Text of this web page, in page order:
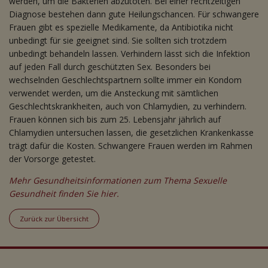
Zurück zur Übersicht
Diagnose bestehen dann gute Heilungschancen. Für schwangere
Frauen gibt es spezielle Medikamente, da Antibiotika nicht
unbedingt für sie geeignet sind. Sie sollten sich trotzdem
unbedingt behandeln lassen. Verhindern lässt sich die Infektion
auf jeden Fall durch geschützten Sex. Besonders bei
wechselnden Geschlechtspartnern sollte immer ein Kondom
verwendet werden, um die Ansteckung mit sämtlichen
Geschlechtskrankheiten, auch von Chlamydien, zu verhindern.
Frauen können sich bis zum 25. Lebensjahr jährlich auf
Chlamydien untersuchen lassen, die gesetzlichen Krankenkasse
trägt dafür die Kosten. Schwangere Frauen werden im Rahmen
der Vorsorge getestet.
Mehr Gesundheitsinformationen zum Thema Sexuelle
Gesundheit finden Sie hier.